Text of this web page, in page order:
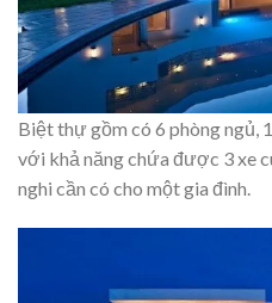
Biệt thự gồm có 6 phòng ngủ,
với khả năng chứa được 3 xe
nghi cần có cho một gia đình.